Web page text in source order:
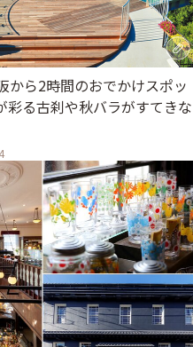
ら2時間のおでかけスポッ
彩る古刹や秋バラがすてきな